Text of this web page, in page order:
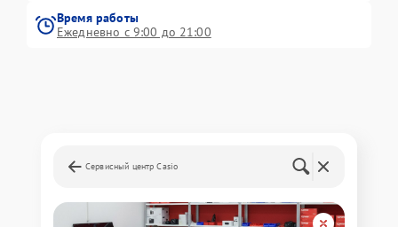
Время работы
Ежедневно с 9:00 до 21:00
Сервисный центр Casio